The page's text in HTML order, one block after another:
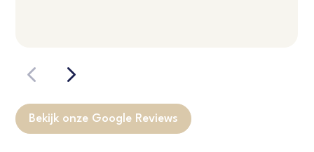
Bekijk onze Google Reviews